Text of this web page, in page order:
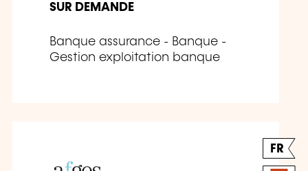
SUR DEMANDE
Banque assurance - Banque -
Gestion exploitation banque
FR